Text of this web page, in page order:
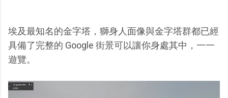
埃及最知名的金字塔，獅身人面像與金字塔群都已經
具備了完整的 Google 街景可以讓你身處其中，一一
遊覽。